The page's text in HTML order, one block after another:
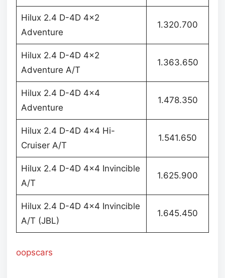
Hilux 2.4 D-4D 4×2
Adventure
1.320.700
Hilux 2.4 D-4D 4×2
Adventure A/T
1.363.650
Hilux 2.4 D-4D 4×4
Adventure
1.478.350
Hilux 2.4 D-4D 4×4 Hi-
Cruiser A/T
1.541.650
Hilux 2.4 D-4D 4×4 Invincible
A/T
1.625.900
Hilux 2.4 D-4D 4×4 Invincible
A/T (JBL)
1.645.450
oopscars